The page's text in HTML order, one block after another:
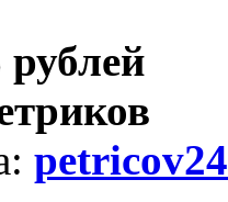
рублей
: